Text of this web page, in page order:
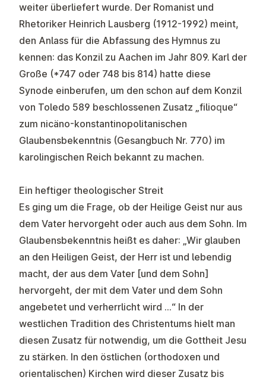
weiter überliefert wurde. Der Romanist und
Rhetoriker Heinrich Lausberg (1912-1992) meint,
den Anlass für die Abfassung des Hymnus zu
kennen: das Konzil zu Aachen im Jahr 809. Karl der
Große (*747 oder 748 bis 814) hatte diese
Synode einberufen, um den schon auf dem Konzil
von Toledo 589 beschlossenen Zusatz „filioque“
zum nicäno-konstantinopolitanischen
Glaubensbekenntnis (Gesangbuch Nr. 770) im
karolingischen Reich bekannt zu machen.
Ein heftiger theologischer Streit
Es ging um die Frage, ob der Heilige Geist nur aus
dem Vater hervorgeht oder auch aus dem Sohn. Im
Glaubensbekenntnis heißt es daher: „Wir glauben
an den Heiligen Geist, der Herr ist und lebendig
macht, der aus dem Vater [und dem Sohn]
hervorgeht, der mit dem Vater und dem Sohn
angebetet und verherrlicht wird …“ In der
westlichen Tradition des Christentums hielt man
diesen Zusatz für notwendig, um die Gottheit Jesu
zu stärken. In den östlichen (orthodoxen und
orientalischen) Kirchen wird dieser Zusatz bis